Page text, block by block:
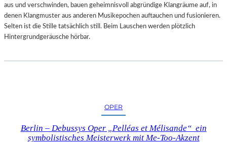
aus und verschwinden, bauen geheimnisvoll abgründige Klangräume auf, in
denen Klangmuster aus anderen Musikepochen auftauchen und fusionieren.
Selten ist die Stille tatsächlich still. Beim Lauschen werden plötzlich
Hintergrundgeräusche hörbar.
OPER
Berlin – Debussys Oper „Pelléas et Mélisande“ ein
symbolistisches Meisterwerk mit Me-Too-Akzent